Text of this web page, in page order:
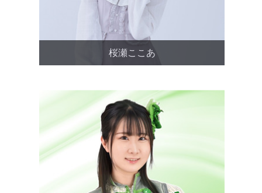
桜瀬ここあ